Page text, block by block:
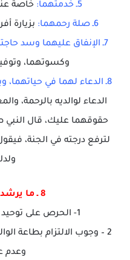
5ـ خدمتهما:
خاصة
6ـ صلة رحمهما:
بزيارة
7ـ الإنفاق عليهما وسد حاجتهما:
وكسوتهما،
8ـ الدعاء لهما في حياتهما، وبعد مماتهما
الدعاء لوالديه بالرحمة،
حقوقهما عليك، قال النبي
لترفع درجته في الجنة،
8 ـ ما يرشد إليه الحديث :
1- الحرص على توحيد الله ، وعدم الإشراك به.
2 – وجوب الالتزام بطاعة
وعدم